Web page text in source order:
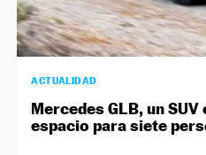
ACTUALIDAD
Mercedes GLB, un
espacio para siete